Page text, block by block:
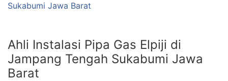
Sukabumi Jawa Barat
Ahli Instalasi Pipa Gas Elpiji di
Jampang Tengah Sukabumi Jawa
Barat